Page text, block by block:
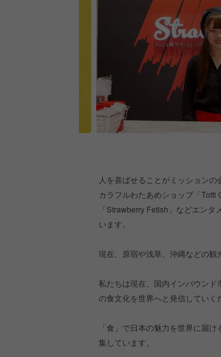
人を喜ばせることがミッションの
カラフルわたあめショップ「
「Strawberry Fetish」などエン
います。
現在、原宿や浅草、沖縄などの
私たちは現在、国内インバウン
の食文化を世界へと発信してい
「食」で日本の魅力を世界に届
集しています。